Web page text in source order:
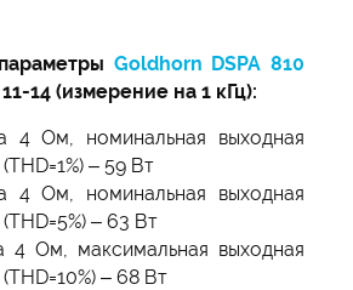
Goldhorn DSPA 810
14 (измерение на 1 кГц):
4 Ом, номинальная выходная
– 59 Вт
4 Ом, номинальная выходная
– 63 Вт
4 Ом, максимальная выходная
– 68 Вт